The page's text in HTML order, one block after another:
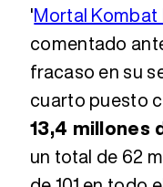
'Mortal Kombat
comentado
fracaso en su
cuarto puesto
13,4 millones
un total de 62